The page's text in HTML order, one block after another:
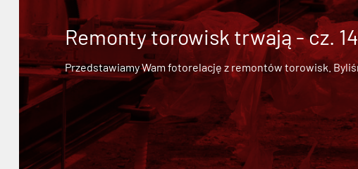
Remonty torowisk trwają - cz.
Przedstawiamy Wam fotorelację z remontów torowisk.